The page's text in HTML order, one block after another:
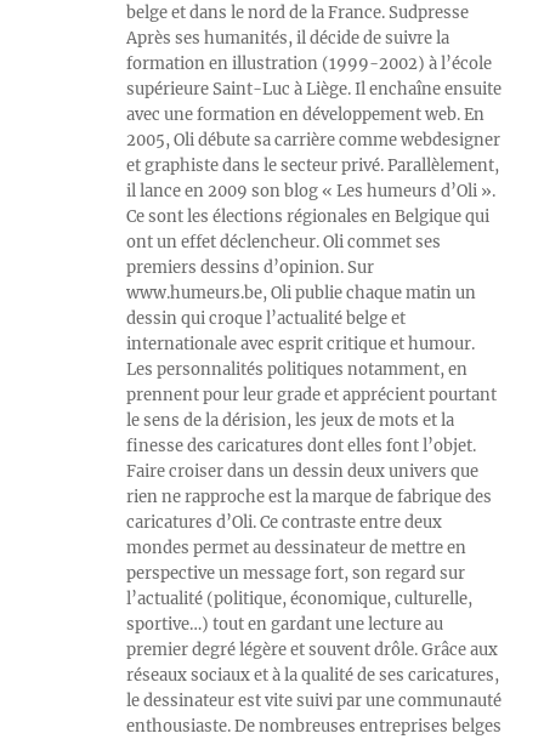
belge et dans le nord de la France. Sudpresse
Après ses humanités, il décide de suivre la
formation en illustration (1999-2002) à l’école
supérieure Saint-Luc à Liège. Il enchaîne ensuite
avec une formation en développement web. En
2005, Oli débute sa carrière comme webdesigner
et graphiste dans le secteur privé. Parallèlement,
il lance en 2009 son blog « Les humeurs d’Oli ».
Ce sont les élections régionales en Belgique qui
ont un effet déclencheur. Oli commet ses
premiers dessins d’opinion. Sur
www.humeurs.be, Oli publie chaque matin un
dessin qui croque l’actualité belge et
internationale avec esprit critique et humour.
Les personnalités politiques notamment, en
prennent pour leur grade et apprécient pourtant
le sens de la dérision, les jeux de mots et la
finesse des caricatures dont elles font l’objet.
Faire croiser dans un dessin deux univers que
rien ne rapproche est la marque de fabrique des
caricatures d’Oli. Ce contraste entre deux
mondes permet au dessinateur de mettre en
perspective un message fort, son regard sur
l’actualité (politique, économique, culturelle,
sportive…) tout en gardant une lecture au
premier degré légère et souvent drôle. Grâce aux
réseaux sociaux et à la qualité de ses caricatures,
le dessinateur est vite suivi par une communauté
enthousiaste. De nombreuses entreprises belges